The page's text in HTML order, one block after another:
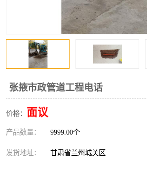
张掖市政管道工程电话
价格： 面议
产品数量： 9999.00个
发货地址： 甘肃省兰州城关区